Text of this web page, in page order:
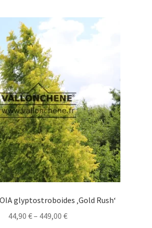
Varianten
auf.
Die
Produktseite
gewählt
werden
glyptostroboides ‚Gold Rush‘
44,90 €– 449,00 €Preisspanne: